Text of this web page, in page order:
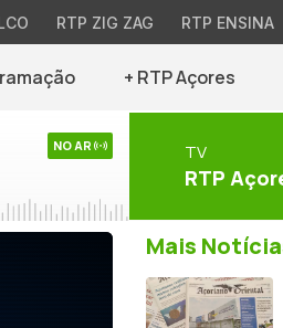
RTP ZIG ZAG RTP ENSINA
+ RTP Açores
NO AR TV
RTP
Mais